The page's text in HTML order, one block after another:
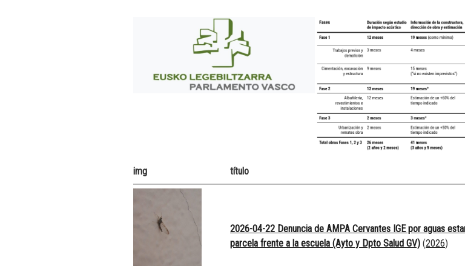
img título
2026-04-22 Denuncia de AMPA Cervantes IGE por aguas
parcela frente a la escuela (Ayto y Dpto Salud GV) (2026)